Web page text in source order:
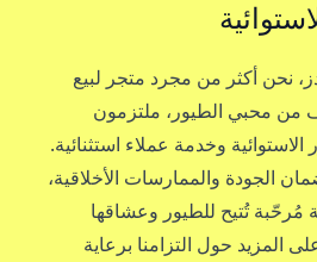
نحن أكثر من مجرد متجر لبيع
من محبي الطيور، ملتزمون
الاستوائية وخدمة عملاء استثنائية.
الجودة والممارسات الأخلاقية،
مُرحّبة تُتيح للطيور وعشاقها
المزيد حول التزامنا برعاية